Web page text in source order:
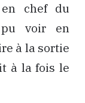
en chef du
pu voir en
à la sortie
à la fois le